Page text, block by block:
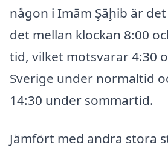
någon i Imām Şāḩib är
det mellan klockan 8:00
tid, vilket motsvarar 4:30
Sverige under normaltid
14:30 under sommartid.
Jämfört med andra stora